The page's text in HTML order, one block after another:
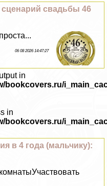
сценарий свадьбы 46
06 08 2026 14:47:27
in
bookcovers.ru/
in
bookcovers.ru/
в 4 года (мальчику):